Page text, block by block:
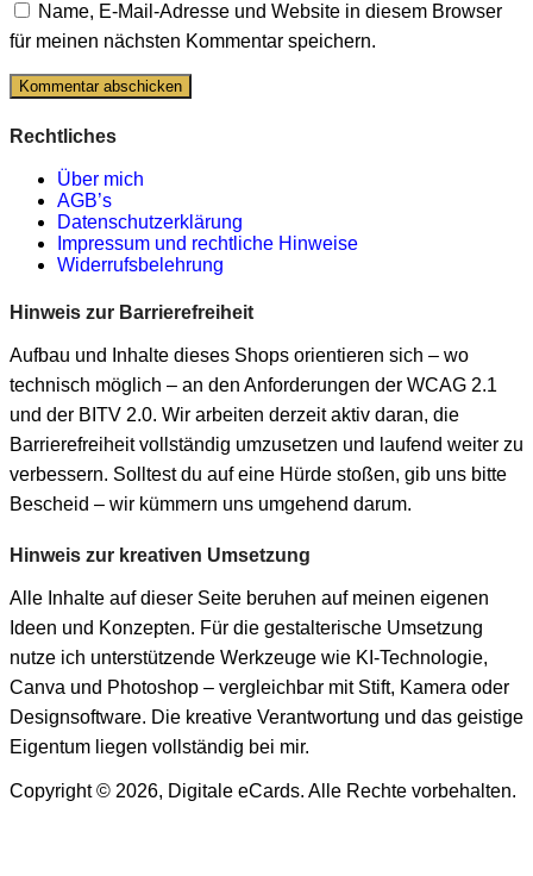
Name, E-Mail-Adresse und Website in diesem Browser
für meinen nächsten Kommentar speichern.
Rechtliches
Über mich
AGB’s
Datenschutzerklärung
Impressum und rechtliche Hinweise
Widerrufsbelehrung
Hinweis zur Barrierefreiheit
Aufbau und Inhalte dieses Shops orientieren sich – wo
technisch möglich – an den Anforderungen der WCAG 2.1
und der BITV 2.0. Wir arbeiten derzeit aktiv daran, die
Barrierefreiheit vollständig umzusetzen und laufend weiter zu
verbessern. Solltest du auf eine Hürde stoßen, gib uns bitte
Bescheid – wir kümmern uns umgehend darum.
Hinweis zur kreativen Umsetzung
Alle Inhalte auf dieser Seite beruhen auf meinen eigenen
Ideen und Konzepten. Für die gestalterische Umsetzung
nutze ich unterstützende Werkzeuge wie KI-Technologie,
Canva und Photoshop – vergleichbar mit Stift, Kamera oder
Designsoftware. Die kreative Verantwortung und das geistige
Eigentum liegen vollständig bei mir.
Copyright © 2026, Digitale eCards. Alle Rechte vorbehalten.